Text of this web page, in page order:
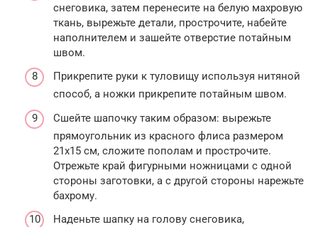
снеговика, затем перенесите на белую махровую
ткань, вырежьте детали, прострочите, набейте
наполнителем и зашейте отверстие потайным
швом.
Прикрепите руки к туловищу используя нитяной
способ, а ножки прикрепите потайным швом.
Сшейте шапочку таким образом: вырежьте
прямоугольник из красного флиса размером
21х15 см, сложите пополам и прострочите.
Отрежьте край фигурными ножницами с одной
стороны заготовки, а с другой стороны нарежьте
бахрому.
Наденьте шапку на голову снеговика,